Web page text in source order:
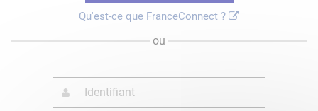
Qu'est-ce que FranceConnect ?
ou